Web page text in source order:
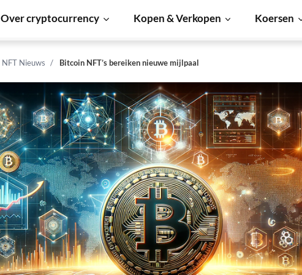
Over cryptocurrency Kopen & Verkopen Koersen
NFT Nieuws Bitcoin NFT’s bereiken nieuwe mijlpaal